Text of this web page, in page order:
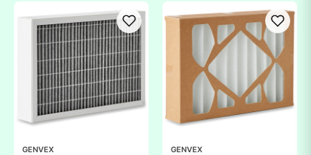
GENVEX GENVEX